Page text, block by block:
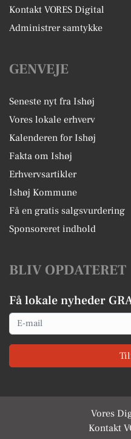
Kontakt VORES Digital
Administrer samtykke
GENVEJE
Seneste nyt fra Ishøj
Vores lokale erhverv
Kalenderen for Ishøj
Fakta om Ishøj
Erhvervsartikler
Ishøj Kommune
Få en gratis salgsvurdering
Sponsoreret indhold
BLIV OPDATERET
Få lokale nyheder
Email
Vores
Kontakt